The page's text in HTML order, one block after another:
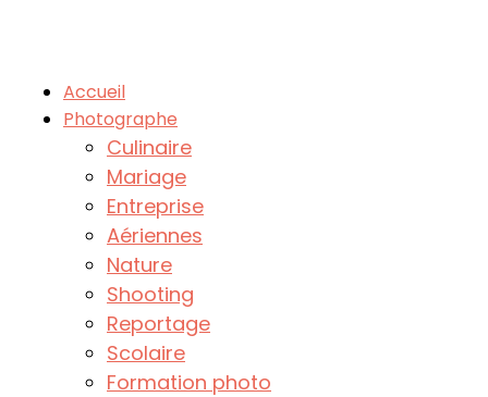
Accueil
Photographe
Culinaire
Mariage
Entreprise
Aériennes
Nature
Shooting
Reportage
Scolaire
Formation photo